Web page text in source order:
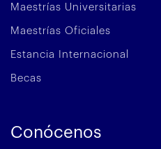
Maestrías Universitarias
Maestrías Oficiales
Estancia Internacional
Becas
Conócenos